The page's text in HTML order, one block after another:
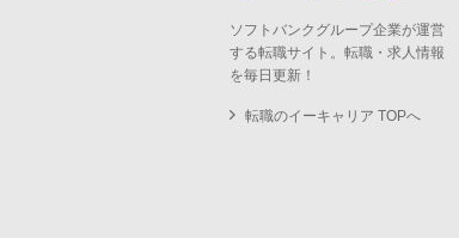
ソフトバンクグループ企業が運営
する転職サイト。転職・求人情報
を毎日更新！
転職のイーキャリア TOPへ